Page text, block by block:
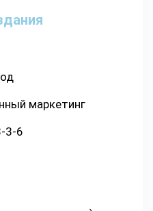
маркетинг
3-6